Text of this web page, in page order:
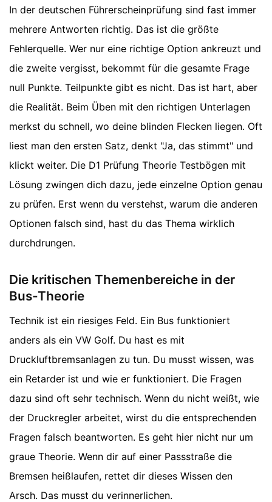
In der deutschen Führerscheinprüfung sind fast immer
mehrere Antworten richtig. Das ist die größte
Fehlerquelle. Wer nur eine richtige Option ankreuzt und
die zweite vergisst, bekommt für die gesamte Frage
null Punkte. Teilpunkte gibt es nicht. Das ist hart, aber
die Realität. Beim Üben mit den richtigen Unterlagen
merkst du schnell, wo deine blinden Flecken liegen. Oft
liest man den ersten Satz, denkt "Ja, das stimmt" und
klickt weiter. Die D1 Prüfung Theorie Testbögen mit
Lösung zwingen dich dazu, jede einzelne Option genau
zu prüfen. Erst wenn du verstehst, warum die anderen
Optionen falsch sind, hast du das Thema wirklich
durchdrungen.
Die kritischen Themenbereiche in der
Bus-Theorie
Technik ist ein riesiges Feld. Ein Bus funktioniert
anders als ein VW Golf. Du hast es mit
Druckluftbremsanlagen zu tun. Du musst wissen, was
ein Retarder ist und wie er funktioniert. Die Fragen
dazu sind oft sehr technisch. Wenn du nicht weißt, wie
der Druckregler arbeitet, wirst du die entsprechenden
Fragen falsch beantworten. Es geht hier nicht nur um
graue Theorie. Wenn dir auf einer Passstraße die
Bremsen heißlaufen, rettet dir dieses Wissen den
Arsch. Das musst du verinnerlichen.